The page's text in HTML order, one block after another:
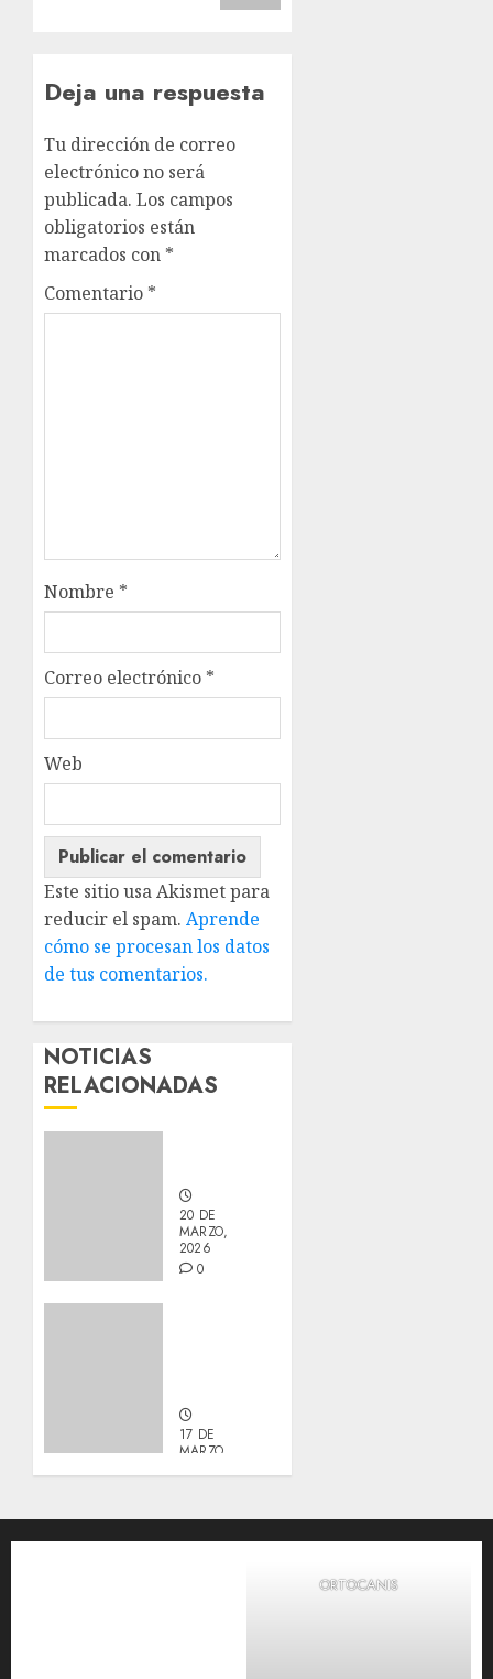
Deja una respuesta
Tu dirección de correo
electrónico no será
publicada. Los campos
obligatorios están
marcados con *
Comentario *
Nombre *
Correo electrónico *
Web
Este sitio usa Akismet para
reducir el spam. Aprende
cómo se procesan los datos
de tus comentarios.
NOTICIAS
RELACIONADAS
20 DE
MARZO,
2026
0
17 DE
MARZO,
ORTOCANIS